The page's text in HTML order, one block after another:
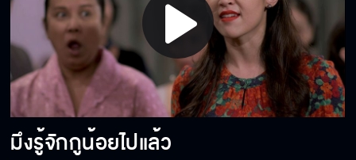
Play
Video
มึงรู้จักกูน้อยไปแล้ว
ใครทำกูเจ็บมันต้องเจ็บสองเท่า
ความจริงกำลังปรากฎ